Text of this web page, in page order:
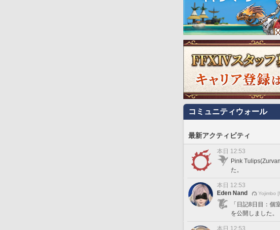
コミュニティウォール
最新アクティビティ
本日 12:53
Pink
た。
本日 12:53
Eden Nand
Yojimbo
「日記8日目：個
を公開しました。
本日 12:53